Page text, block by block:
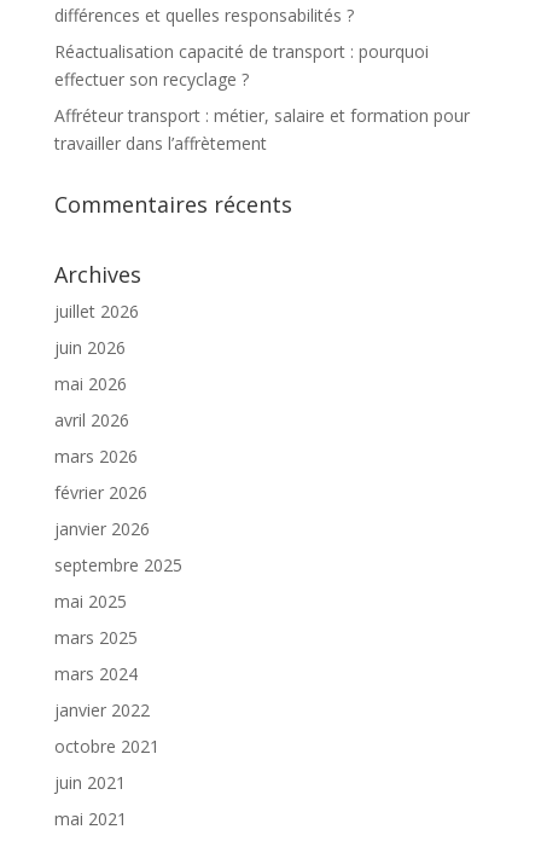
différences et quelles responsabilités ?
Réactualisation capacité de transport : pourquoi
effectuer son recyclage ?
Affréteur transport : métier, salaire et formation pour
travailler dans l’affrètement
Commentaires récents
Archives
juillet 2026
juin 2026
mai 2026
avril 2026
mars 2026
février 2026
janvier 2026
septembre 2025
mai 2025
mars 2025
mars 2024
janvier 2022
octobre 2021
juin 2021
mai 2021